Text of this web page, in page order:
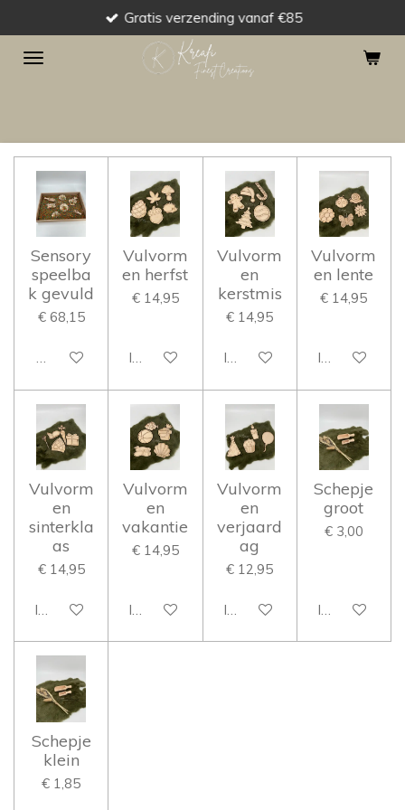
direct
naar
Gratis verzending vanaf €85
Sensory
speelba
k gevuld
€ 68,15
Bekijk details
Vulvorm
en herfst
€ 14,95
In winkelwagen
Vulvorm
en
kerstmis
€ 14,95
In winkelwagen
Vulvorm
en lente
€ 14,95
In
Vulvorm
en
sinterkla
as
€ 14,95
In winkelwagen
Vulvorm
en
vakantie
€ 14,95
In winkelwagen
Vulvorm
en
verjaard
ag
€ 12,95
In winkelwagen
Schepje
groot
€ 3,00
In
Schepje
klein
€ 1,85